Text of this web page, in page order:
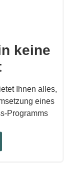
keine
Ihnen alles,
eines
Programms